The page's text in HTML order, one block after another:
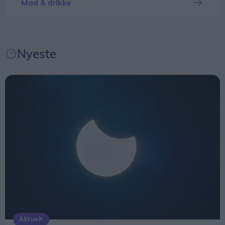
fælles oplevelse – og inspirere til ny viden og
Herunder får man et overblik over, hvornår
solformørkelsen rammer forskellige steder i
Mad & drikke
Nyeste
Aktuelt